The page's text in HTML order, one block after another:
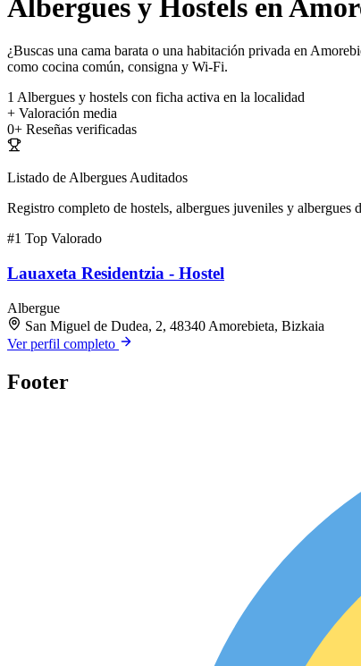
Albergues y Hostels en
¿Buscas una cama barata o una habitación privada en
como cocina común, consigna y Wi-Fi.
1 Albergues y hostels con ficha activa en la localidad
+ Valoración media
0+ Reseñas verificadas
Listado de Albergues Auditados
Registro completo de hostels, albergues juveniles y albergues
#1 Top Valorado
Lauaxeta Residentzia - Hostel
Albergue
San Miguel de Dudea, 2, 48340 Amorebieta, Bizkaia
Ver perfil completo
Footer